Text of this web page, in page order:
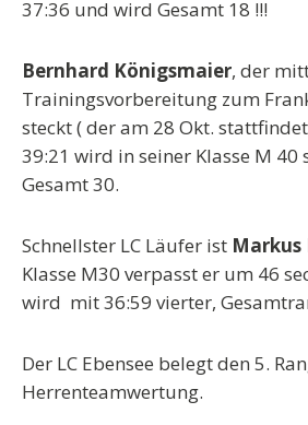
37:36 und wird Gesamt 18 !!!
Bernhard Königsmaier, der
Trainingsvorbereitung zum
steckt ( der am 28 Okt.
39:21 wird in seiner Klasse M 40
Gesamt 30.
Schnellster LC Läufer ist Markus
Klasse M30 verpasst er um 46
wird mit 36:59 vierter,
Der LC Ebensee belegt den 5.
Herrenteamwertung.